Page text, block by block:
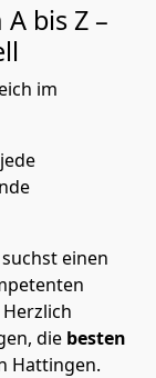
bis Z –
im
einen
die besten
Hattingen.